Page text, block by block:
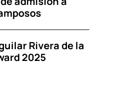
Rivera de la
2025